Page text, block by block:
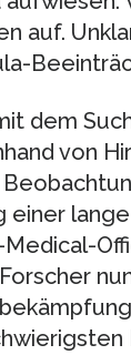
auf.
dem
von